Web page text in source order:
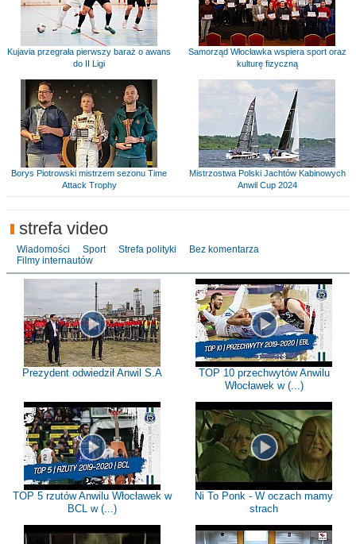
Kujavia przegrała pierwszy baraż o awans
do II Ligi
Samorząd Włocławka wspiera sport oraz
kulturę fizyczną
Borys Piotrowski mistrzem sezonu Time
Attack Trophy
Mistrzostwa Polski Jachtów Kabinowych
Anwil Cup 2024
strefa video
Wiadomości Sport Strefa polityki
Bez komentarza
Filmy internautów
Prezydent odwiedził Anwil S.A
TOP 10 przechwytów Anwilu
Włocławek w (...)
TOP 5 rzutów Anwilu Włocławek w
BCL w (...)
Ni To Ponk - W oczach mamy
strach